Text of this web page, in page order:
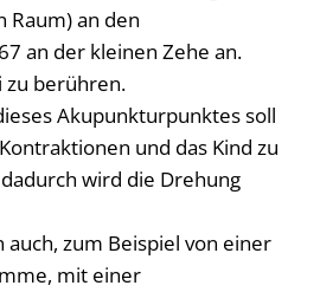
an den
an der kleinen Zehe an.
zu berühren.
Akupunkturpunktes soll
und das Kind zu
wird die Drehung
auch, zum Beispiel von einer
mit einer